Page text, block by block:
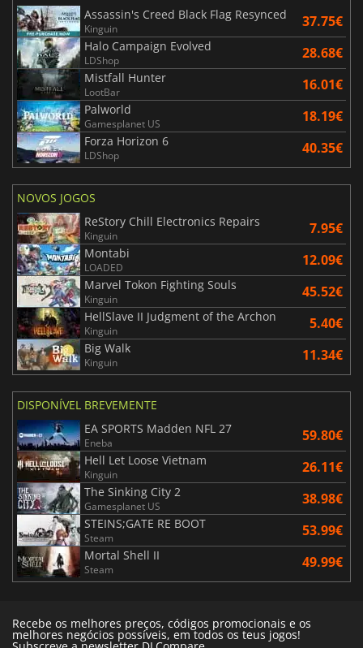
Assassin's Creed Black Flag Resynced
Kinguin 37.75€
Halo Campaign Evolved
LDShop 28.68€
Mistfall Hunter
LootBar 16.01€
Palworld
Gamesplanet US 18.19€
Forza Horizon 6
LDShop 40.35€
NOVOS JOGOS
ReStory Chill Electronics Repairs
Kinguin 7.95€
Montabi
LOADED 12.09€
Marvel Tokon Fighting Souls
Kinguin 45.52€
HellSlave II Judgment of the Archon
Kinguin 5.40€
Big Walk
Kinguin 11.34€
DISPONÍVEL BREVEMENTE
EA SPORTS Madden NFL 27
Eneba 59.80€
Hell Let Loose Vietnam
Kinguin 26.11€
The Sinking City 2
Gamesplanet US 38.98€
STEINS;GATE RE BOOT
Steam 53.99€
Mortal Shell II
Steam 49.99€
Recebe os melhores preços, códigos promocionais e os
melhores negócios possíveis, em todos os teus jogos!